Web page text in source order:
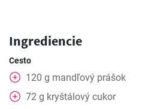
Ingrediencie
Cesto
120 g mandľový prášok
72 g kryštálový cukor